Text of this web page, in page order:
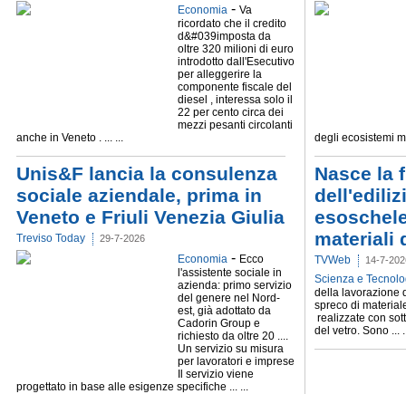
Economia - Va
ricordato che il credito
d&#039imposta da
oltre 320 milioni di euro
introdotto dall'Esecutivo
per alleggerire la
componente fiscale del
diesel , interessa solo il
22 per cento circa dei
mezzi pesanti circolanti
anche in Veneto . ... ...
Unis&F lancia la consulenza
sociale aziendale, prima in
Veneto e Friuli Venezia Giulia
Treviso Today 29-7-2026
Economia - Ecco
l'assistente sociale in
azienda: primo servizio
del genere nel Nord-
est, già adottato da
Cadorin Group e
richiesto da oltre 20 ....
Un servizio su misura
per lavoratori e imprese
Il servizio viene
progettato in base alle esigenze specifiche ... ...
degli ecosistemi
Nasce la
materiali
TVWeb 14-7-
Scienza e
della lavorazione
spreco di
realizzate con
del vetro. Sono ...